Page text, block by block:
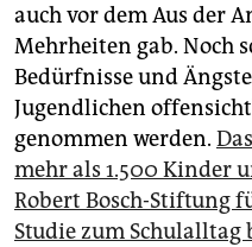
auch vor dem Aus der
Mehrheiten gab. Noch
Bedürfnisse und
Jugendlichen
genommen werden.
mehr als 1.500 Kinder
Robert Bosch-Stiftung
Studie zum Schulalltag